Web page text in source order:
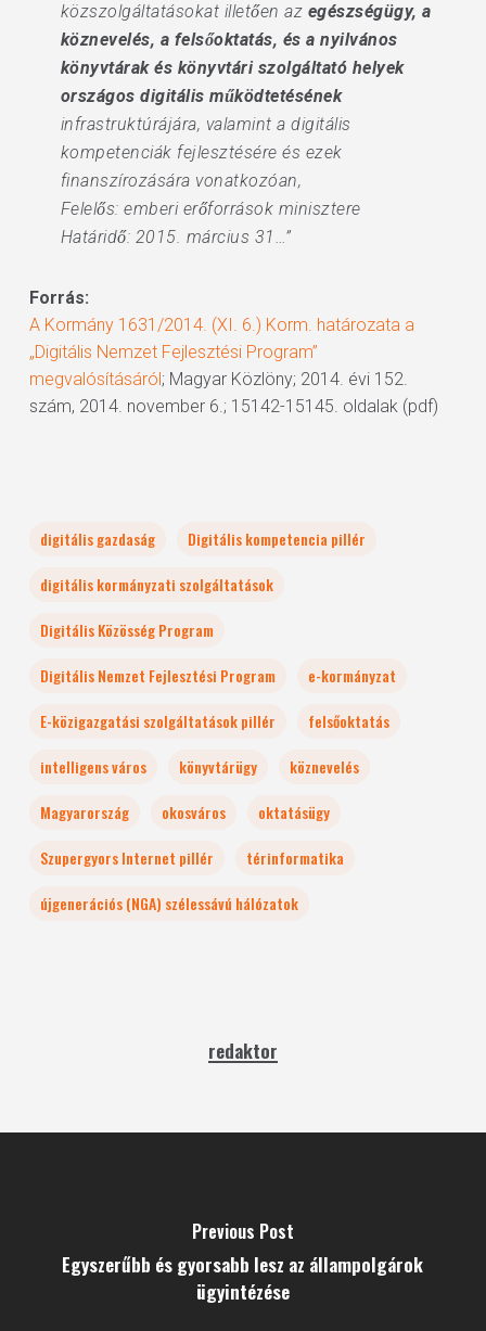
közszolgáltatásokat illetően az egészségügy, a
köznevelés, a felsőoktatás, és a nyilvános
könyvtárak és könyvtári szolgáltató helyek
országos digitális működtetésének
infrastruktúrájára, valamint a digitális
kompetenciák fejlesztésére és ezek
finanszírozására vonatkozóan,
Felelős: emberi erőforrások minisztere
Határidő: 2015. március 31…”
Forrás:
A Kormány 1631/2014. (XI. 6.) Korm. határozata a
„Digitális Nemzet Fejlesztési Program”
megvalósításáról; Magyar Közlöny; 2014. évi 152.
szám, 2014. november 6.; 15142-15145. oldalak (pdf)
digitális gazdaság
Digitális kompetencia pillér
digitális kormányzati szolgáltatások
Digitális Közösség Program
Digitális Nemzet Fejlesztési Program
e-kormányzat
E-közigazgatási szolgáltatások pillér
felsőoktatás
intelligens város
könyvtárügy
köznevelés
Magyarország
okosváros
oktatásügy
Szupergyors Internet pillér
térinformatika
újgenerációs (NGA) szélessávú hálózatok
redaktor
Previous Post
Egyszerűbb és gyorsabb lesz az állampolgárok
ügyintézése